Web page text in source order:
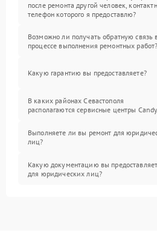
после ремонта другой человек,
телефон которого я предоставлю?
Возможно ли получать обратную связь
процессе выполнения ремонтных работ?
Какую гарантию вы предоставляете?
В каких районах Севастополя
располагаются сервисные центры
Выполняете ли вы ремонт для
лиц?
Какую документацию вы
для юридических лиц?